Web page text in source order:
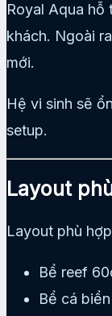
Royal Aqua hỗ
khách. Ngoài
mới.
Hệ vi sinh sẽ
setup.
Layout
Layout phù
Bể reef
Bể cá